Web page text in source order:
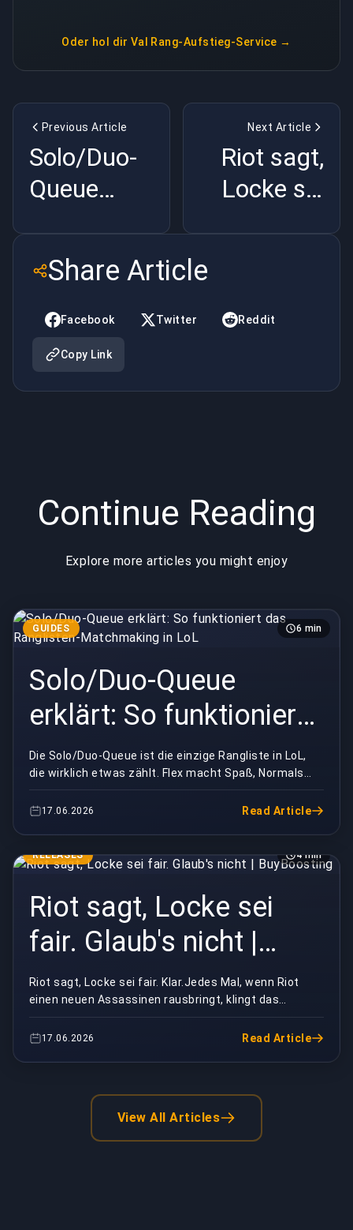
Oder hol dir Val Rang-Aufstieg-Service →
Previous Article
Solo/Duo-
Queue
funktioniert
das
Ranglisten-
Matchmaking
Next Article
Riot sagt,
Locke sei
BuyBoosting
Share Article
Facebook Twitter Reddit
Copy Link
Continue Reading
Explore more articles you might enjoy
GUIDES 6 min
Solo/Duo-Queue
erklärt: So funktioniert
das Ranglisten-
Matchmaking in LoL
Die Solo/Duo-Queue ist die einzige Rangliste in LoL,
die wirklich etwas zählt. Flex macht Spaß, Normals
sind zum Üben, aber wenn dich jemand fragt „We...
17.06.2026 Read Article
RELEASES 4 min
Riot sagt, Locke sei
fair. Glaub's nicht |
BuyBoosting
Riot sagt, Locke sei fair. Klar.Jedes Mal, wenn Riot
einen neuen Assassinen rausbringt, klingt das
Versprechen gleich: Counterplay, klare Zeitfenster,...
17.06.2026 Read Article
View All Articles